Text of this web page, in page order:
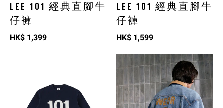
LEE 101 經典直腳牛
仔褲
HK$ 1,399
LEE 101 經典直腳牛
仔褲
HK$ 1,599